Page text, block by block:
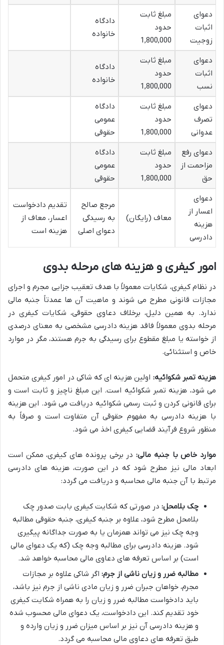
دعوای
اثبات
زوجیت
مبلغ ثابت
حدود
1,800,000
دادگاه
خانواده
دعوای
اثبات
نسب
مبلغ ثابت
حدود
1,800,000
دادگاه
خانواده
دعوای
تصرف
عدوانی
مبلغ ثابت
حدود
1,800,000
دادگاه
عمومی
حقوقی
دعوای رفع
مزاحمت از
حق
مبلغ ثابت
حدود
1,800,000
دادگاه
عمومی
حقوقی
دعوای
اعسار از
هزینه
دادرسی
معاف (رایگان)
مرجع صالح
به رسیدگی
دعوای اصلی
تقدیم دادخواست
اعسار، معاف از
هزینه است
امور کیفری و هزینه های مرحله بدوی
در نظام کیفری، شکایات معمولاً با هدف تعقیب جزایی مجرم و اجرای
مجازات قانونی مطرح می شوند و ماهیت آن ها عمدتاً جنبه مالی
ندارد. به همین دلیل، برخلاف دعاوی حقوقی، شکایات کیفری در
مرحله بدوی معمولاً فاقد هزینه دادرسی مشخصی به معنای درصدی
از خواسته یا مبلغ مقطوع برای رسیدگی به جرم هستند، مگر در موارد
خاص و استثنائی.
هزینه تمبر شکوائیه: اولین هزینه ای که شاکی در امور کیفری متحمل
می شود، هزینه تمبر شکوائیه است. این مبلغ ناچیز و ثابت است و
برای قانونی کردن و ثبت رسمی شکوائیه دریافت می شود. این هزینه
با هزینه دادرسی به مفهوم حقوقی آن متفاوت است و صرفاً به
منظور شروع فرآیند قضایی کیفری اخذ می شود.
موارد خاص با جنبه مالی:در برخی پرونده های کیفری، ممکن است
ابعاد مالی نیز مطرح شود که در این صورت، هزینه های دادرسی
مرتبط با آن جنبه مالی محاسبه و دریافت می گردد:
چک بلامحل: در صورتی که شکایت کیفری بابت صدور چک
بلامحل مطرح شود، علاوه بر جنبه کیفری، جنبه حقوقی مطالبه
وجه چک نیز می تواند همزمان یا به صورت جداگانه پیگیری
شود. هزینه دادرسی برای مطالبه وجه چک (که یک دعوای مالی
است) بر اساس تعرفه های دعاوی مالی محاسبه خواهد شد.
مطالبه ضرر و زیان ناشی از جرم: اگر شاکی علاوه بر مجازات
مجرم، خواهان جبران ضرر و زیان مادی ناشی از جرم نیز باشد،
باید دادخواست مطالبه ضرر و زیان را به همراه شکایت کیفری
خود تقدیم کند. این دادخواست، یک دعوای مالی محسوب شده
و هزینه دادرسی آن نیز بر اساس میزان ضرر و زیان وارده و
طبق تعرفه های دعاوی مالی محاسبه می گردد.